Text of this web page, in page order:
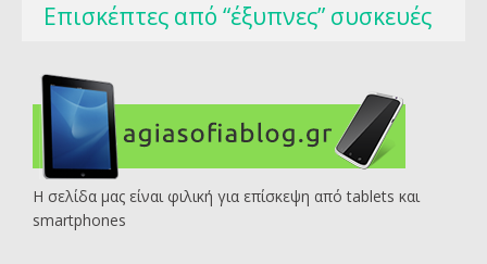
Επισκέπτες από “έξυπνες” συσκευές
Η σελίδα μας είναι φιλική για επίσκεψη από tablets και
smartphones